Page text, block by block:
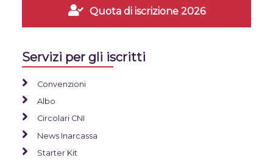
Quota di iscrizione 2026
Servizi per gli iscritti
Convenzioni
Albo
Circolari CNI
News Inarcassa
Starter Kit